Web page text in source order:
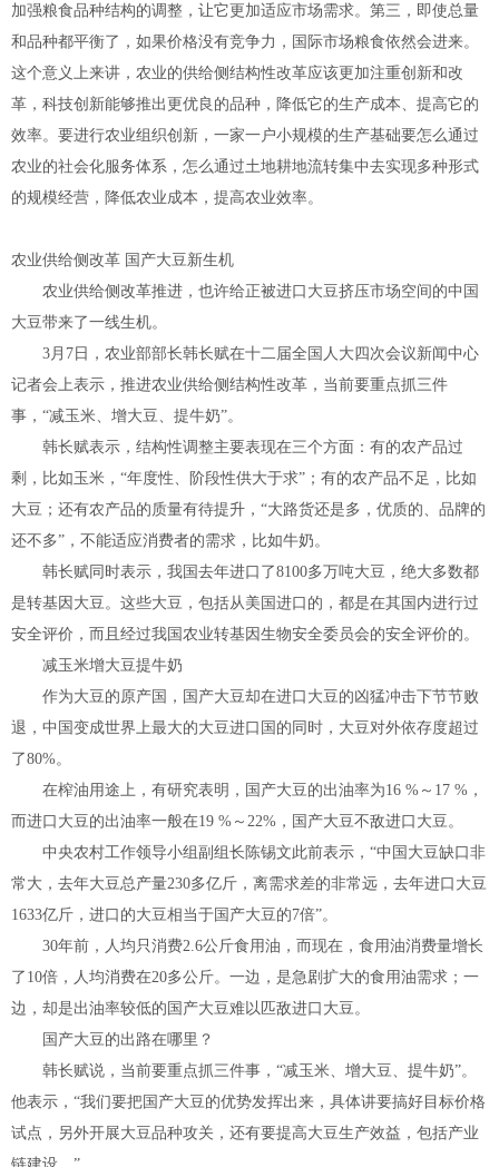
加强粮食品种结构的调整，让它更加适应市场需求。第三，即使总量
和品种都平衡了，如果价格没有竞争力，国际市场粮食依然会进来。
这个意义上来讲，农业的供给侧结构性改革应该更加注重创新和改
革，科技创新能够推出更优良的品种，降低它的生产成本、提高它的
效率。要进行农业组织创新，一家一户小规模的生产基础要怎么通过
农业的社会化服务体系，怎么通过土地耕地流转集中去实现多种形式
的规模经营，降低农业成本，提高农业效率。
农业供给侧改革 国产大豆新生机
农业供给侧改革推进，也许给正被进口大豆挤压市场空间的中国
大豆带来了一线生机。
3月7日，农业部部长韩长赋在十二届全国人大四次会议新闻中心
记者会上表示，推进农业供给侧结构性改革，当前要重点抓三件
事，“减玉米、增大豆、提牛奶”。
韩长赋表示，结构性调整主要表现在三个方面：有的农产品过
剩，比如玉米，“年度性、阶段性供大于求”；有的农产品不足，比如
大豆；还有农产品的质量有待提升，“大路货还是多，优质的、品牌的
还不多”，不能适应消费者的需求，比如牛奶。
韩长赋同时表示，我国去年进口了8100多万吨大豆，绝大多数都
是转基因大豆。这些大豆，包括从美国进口的，都是在其国内进行过
安全评价，而且经过我国农业转基因生物安全委员会的安全评价的。
减玉米增大豆提牛奶
作为大豆的原产国，国产大豆却在进口大豆的凶猛冲击下节节败
退，中国变成世界上最大的大豆进口国的同时，大豆对外依存度超过
了80%。
在榨油用途上，有研究表明，国产大豆的出油率为16 %～17 %，
而进口大豆的出油率一般在19 %～22%，国产大豆不敌进口大豆。
中央农村工作领导小组副组长陈锡文此前表示，“中国大豆缺口非
常大，去年大豆总产量230多亿斤，离需求差的非常远，去年进口大豆
1633亿斤，进口的大豆相当于国产大豆的7倍”。
30年前，人均只消费2.6公斤食用油，而现在，食用油消费量增长
了10倍，人均消费在20多公斤。一边，是急剧扩大的食用油需求；一
边，却是出油率较低的国产大豆难以匹敌进口大豆。
国产大豆的出路在哪里？
韩长赋说，当前要重点抓三件事，“减玉米、增大豆、提牛奶”。
他表示，“我们要把国产大豆的优势发挥出来，具体讲要搞好目标价格
试点，另外开展大豆品种攻关，还有要提高大豆生产效益，包括产业